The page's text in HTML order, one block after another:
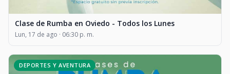
Clase de Rumba en Oviedo - Todos los Lunes
Lun, 17 de ago · 06:30 p. m.
DEPORTES Y AVENTURA